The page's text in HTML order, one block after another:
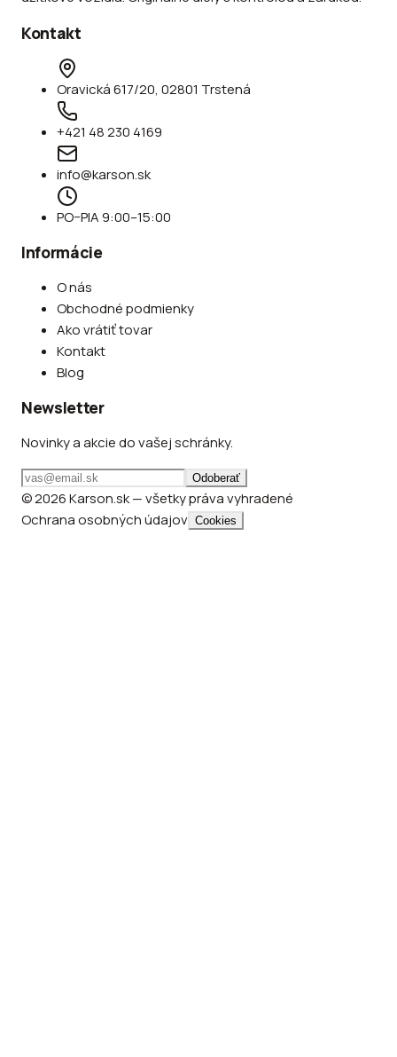
Kontakt
Oravická 617/20, 02801 Trstená
+421 48 230 4169
info@karson.sk
PO–PIA 9:00–15:00
Informácie
O nás
Obchodné podmienky
Ako vrátiť tovar
Kontakt
Blog
Newsletter
Novinky a akcie do vašej schránky.
Odoberať
© 2026 Karson.sk — všetky práva vyhradené
Ochrana osobných údajov Cookies